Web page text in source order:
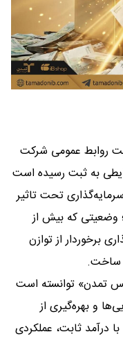
روابط عمومی شرکت
به ثبت رسیده است
تحت تاثیر
وضعیتی که بیش از
برخوردار از توازن
ساخت.
تمدن» توانسته است
و بهره‌گیری از
درآمد ثابت، عملکردی